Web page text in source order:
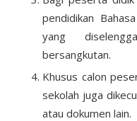
pendidikan
yang
bersangkutan.
Khusus calon
sekolah juga
atau dokumen lain.